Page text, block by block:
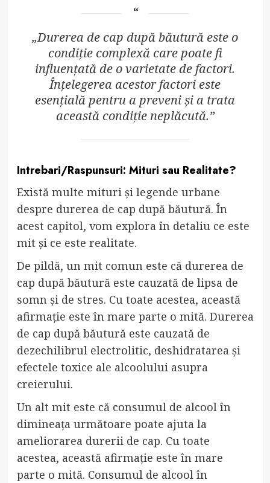
„Durerea de cap după băutură este o
condiție complexă care poate fi
influențată de o varietate de factori.
Înțelegerea acestor factori este
esențială pentru a preveni și a trata
această condiție neplăcută.”
Intrebari/Raspunsuri: Mituri sau Realitate?
Există multe mituri și legende urbane
despre durerea de cap după băutură. În
acest capitol, vom explora în detaliu ce este
mit și ce este realitate.
De pildă, un mit comun este că durerea de
cap după băutură este cauzată de lipsa de
somn și de stres. Cu toate acestea, această
afirmație este în mare parte o mită. Durerea
de cap după băutură este cauzată de
dezechilibrul electrolitic, deshidratarea și
efectele toxice ale alcoolului asupra
creierului.
Un alt mit este că consumul de alcool în
dimineața următoare poate ajuta la
ameliorarea durerii de cap. Cu toate
acestea, această afirmație este în mare
parte o mită. Consumul de alcool în